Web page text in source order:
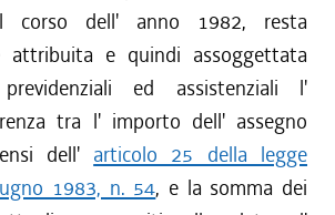
corso dell' anno 1982, resta
attribuita e quindi assoggettata
ed assistenziali l'
tra l' importo dell' assegno
dell' articolo 25 della legge
1983, n. 54, e la somma dei